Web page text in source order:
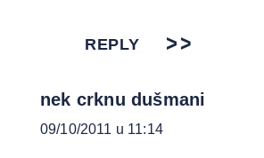
REPLY
nek crknu dušmani
09/10/2011 u 11:14